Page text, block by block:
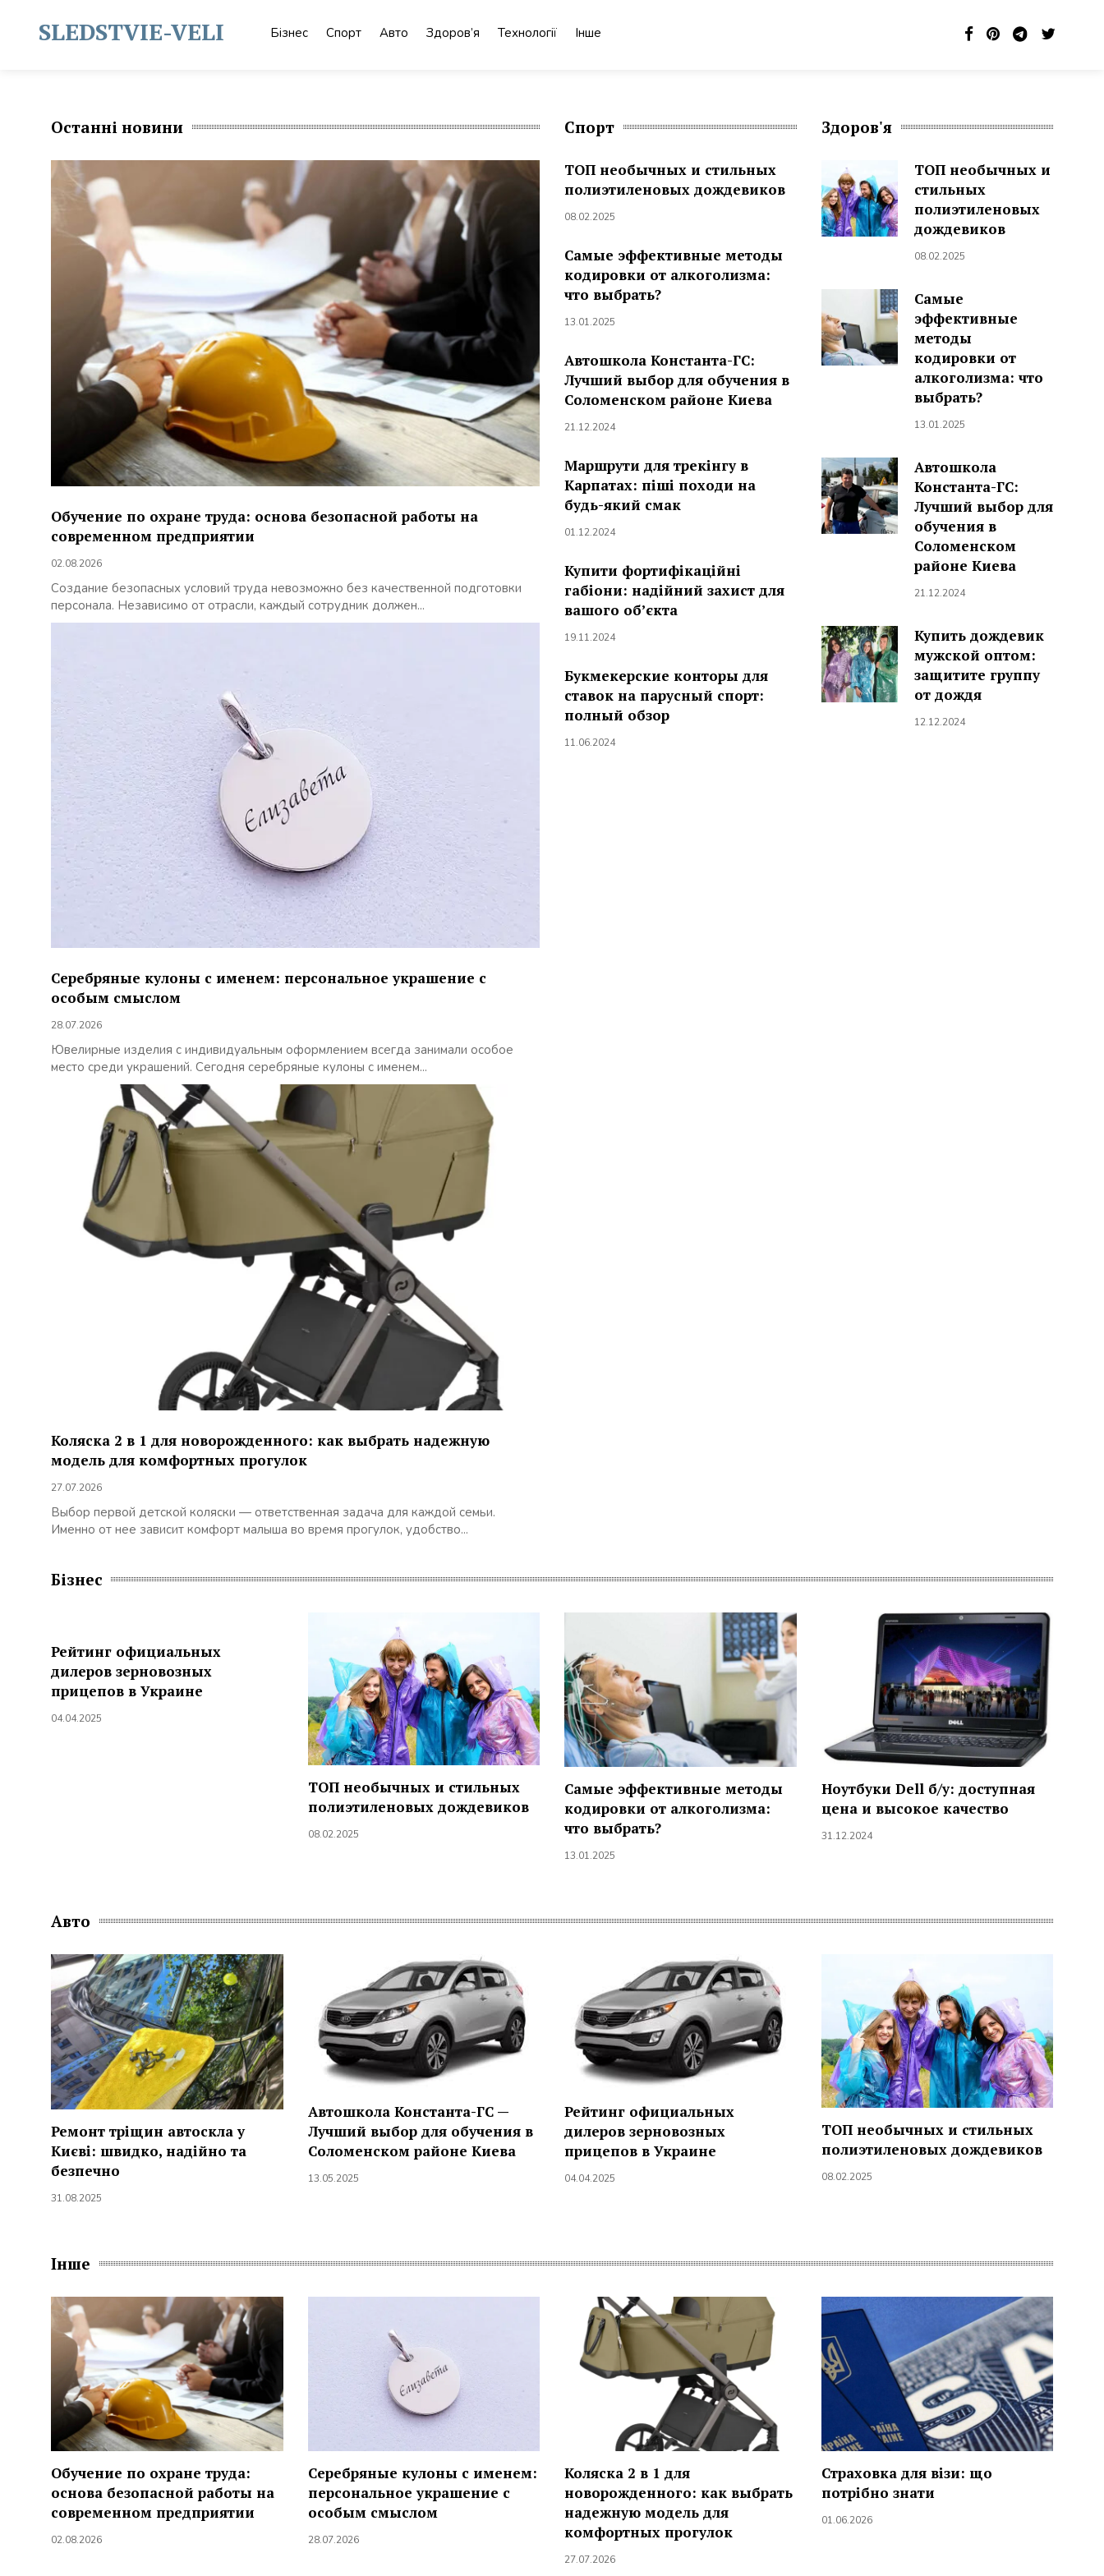
contentSLEDSTVIE-VELI Бізнес Спорт Авто Здоров’я Технології Інше
Останні новини
Обучение по охране труда: основа безопасной работы на
современном предприятии
02.08.2026
Создание безопасных условий труда невозможно без качественной подготовки
персонала. Независимо от отрасли, каждый сотрудник должен...
Серебряные кулоны с именем: персональное украшение с
особым смыслом
28.07.2026
Ювелирные изделия с индивидуальным оформлением всегда занимали особое
место среди украшений. Сегодня серебряные кулоны с именем...
Коляска 2 в 1 для новорожденного: как выбрать надежную
модель для комфортных прогулок
27.07.2026
Выбор первой детской коляски — ответственная задача для каждой семьи.
Именно от нее зависит комфорт малыша во время прогулок, удобство...
Спорт
ТОП необычных и стильных
полиэтиленовых дождевиков
08.02.2025
Самые эффективные методы
кодировки от алкоголизма:
что выбрать?
13.01.2025
Автошкола Константа-ГС:
Лучший выбор для обучения в
Соломенском районе Киева
21.12.2024
Маршрути для трекінгу в
Карпатах: піші походи на
будь-який смак
01.12.2024
Купити фортифікаційні
габіони: надійний захист для
вашого об’єкта
19.11.2024
Букмекерские конторы для
ставок на парусный спорт:
полный обзор
11.06.2024
Здоров'я
ТОП необычных и
стильных
полиэтиленовых
дождевиков
08.02.2025
Самые
эффективные
методы
кодировки от
алкоголизма: что
выбрать?
13.01.2025
Автошкола
Константа-ГС:
Лучший выбор для
обучения в
Соломенском
районе Киева
21.12.2024
Купить дождевик
мужской оптом:
защитите группу
от дождя
12.12.2024
Бізнес
Рейтинг официальных
дилеров зерновозных
прицепов в Украине
04.04.2025
ТОП необычных и стильных
полиэтиленовых дождевиков
08.02.2025
Самые эффективные методы
кодировки от алкоголизма:
что выбрать?
13.01.2025
Ноутбуки Dell б/у: доступная
цена и высокое качество
31.12.2024
Авто
Ремонт тріщин автоскла у
Києві: швидко, надійно та
безпечно
31.08.2025
Автошкола Константа-ГС —
Лучший выбор для обучения в
Соломенском районе Киева
13.05.2025
Рейтинг официальных
дилеров зерновозных
прицепов в Украине
04.04.2025
ТОП необычных и стильных
полиэтиленовых дождевиков
08.02.2025
Інше
Обучение по охране труда:
основа безопасной работы на
современном предприятии
02.08.2026
Серебряные кулоны с именем:
персональное украшение с
особым смыслом
28.07.2026
Коляска 2 в 1 для
новорожденного: как выбрать
надежную модель для
комфортных прогулок
27.07.2026
Страховка для візи: що
потрібно знати
01.06.2026